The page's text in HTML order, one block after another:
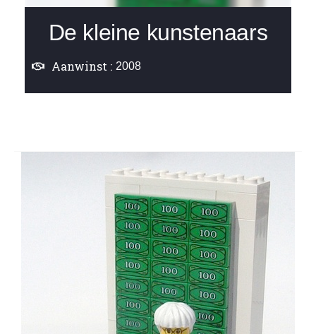
De kleine kunstenaars
Aanwinst : 2008